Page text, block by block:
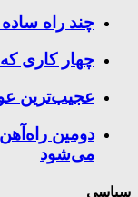
چند راه‌
چهار کاری که
عجیب‌ترین
دومین
می‌شود
سیاسی